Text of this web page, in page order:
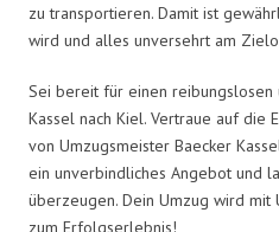
zu transportieren. Damit ist
wird und alles unversehrt am
Sei bereit für einen reibungslosen
Kassel nach Kiel. Vertraue auf die
von Umzugsmeister Baecker
ein unverbindliches Angebot und
überzeugen. Dein Umzug wird mit
zum Erfolgserlebnis!